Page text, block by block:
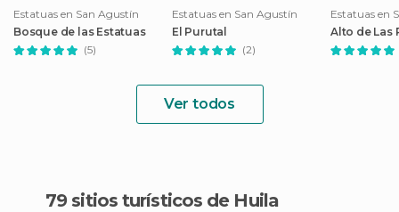
Estatuas en San Agustín
Bosque de las Estatuas
(5)
Estatuas en San Agustín
El Purutal
(2)
Estatuas en
Alto de Las
Ver todos
79 sitios turísticos de Huila